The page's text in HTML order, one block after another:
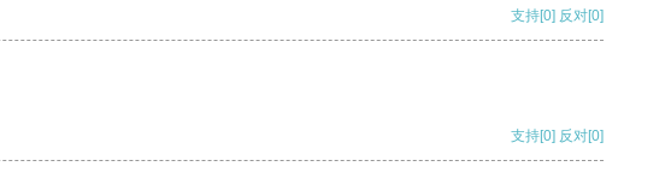
支持[0] 反对[0]
支持[0] 反对[0]